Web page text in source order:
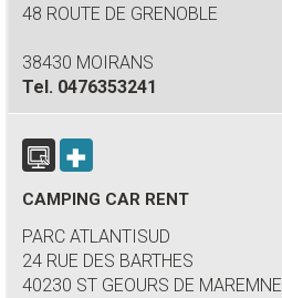
48 ROUTE DE GRENOBLE
38430 MOIRANS
Tel. 0476353241
CAMPING CAR RENT
PARC ATLANTISUD
24 RUE DES BARTHES
40230 ST GEOURS DE MAREMNE